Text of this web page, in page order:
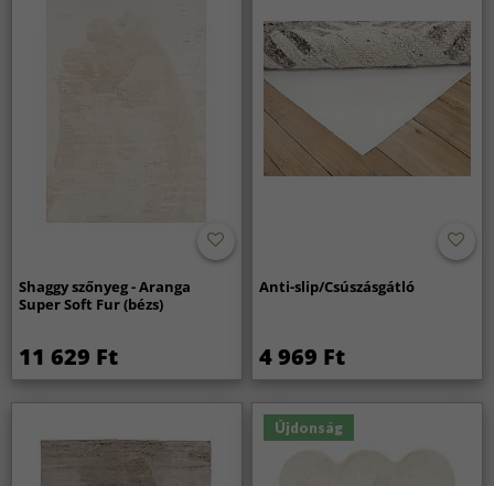
Shaggy szőnyeg - Aranga
Super Soft Fur (bézs)
11 629 Ft
Anti-slip/Csúszásgátló
4 969 Ft
Újdonság